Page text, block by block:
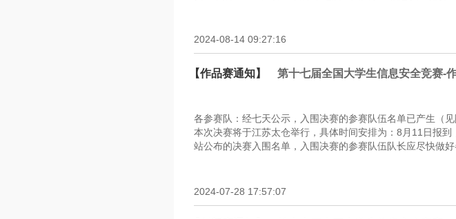
2024-08-14 09:27:16
【作品赛通知】 第十七届全国大学生信息安全竞赛-
各参赛队：经七天公示，入围决赛的参赛队伍名单已产生（
本次决赛将于江苏太仓举行，具体时间安排为：8月11日报
站公布的决赛入围名单，入围决赛的参赛队伍队长应尽快做
2024-07-28 17:57:07